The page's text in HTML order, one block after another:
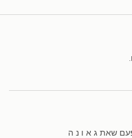
שאת ג א ו נ ה